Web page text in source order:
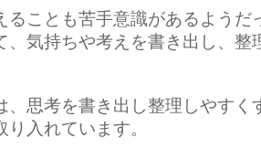
ることも苦手意識があるようだ
、気持ちや考えを書き出し、整
、思考を書き出し整理しやすく
入れています。